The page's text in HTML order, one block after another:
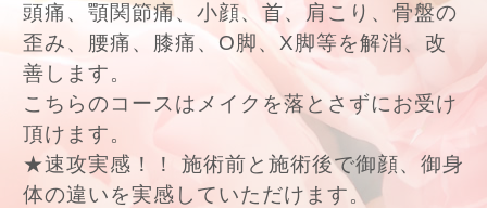
頭痛、顎関節痛、小顔、首、肩こり、骨盤の
歪み、腰痛、膝痛、O脚、X脚等を解消、改
善します。
こちらのコースはメイクを落とさずにお受け
頂けます。
★速攻実感！！ 施術前と施術後で御顔、御身
体の違いを実感していただけます。